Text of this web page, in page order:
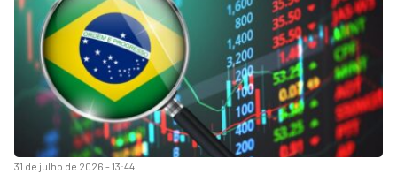
31 de julho de 2026 - 13:44